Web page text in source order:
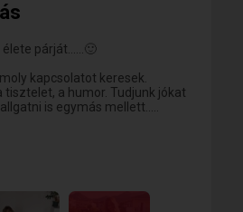
párját......🙂
kapcsolatot keresek.
tisztelet, a humor. Tudjunk jókat
is egymás mellett.....